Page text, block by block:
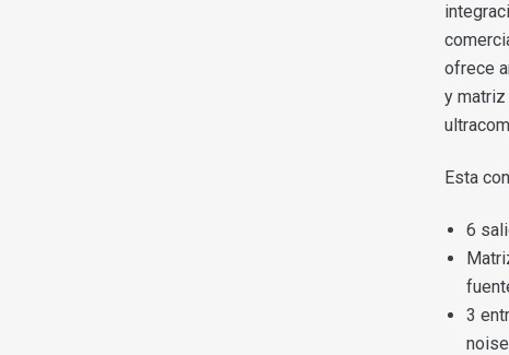
ofrece
y
Esta
6
3